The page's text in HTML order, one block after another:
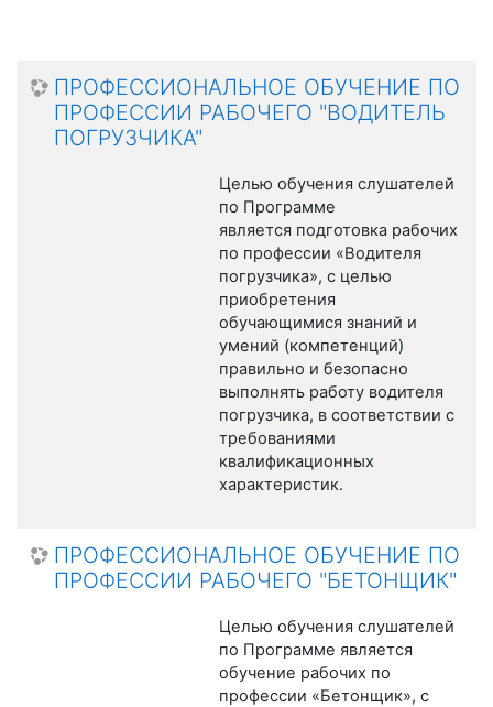
ПРОФЕССИОНАЛЬНОЕ ОБУЧЕНИЕ ПО
ПРОФЕССИИ РАБОЧЕГО "ВОДИТЕЛЬ
ПОГРУЗЧИКА"
Целью обучения слушателей
по Программе
является подготовка рабочих
по профессии «Водителя
погрузчика», с целью
приобретения
обучающимися знаний и
умений (компетенций)
правильно и безопасно
выполнять работу водителя
погрузчика, в соответствии с
требованиями
квалификационных
характеристик.
ПРОФЕССИОНАЛЬНОЕ ОБУЧЕНИЕ ПО
ПРОФЕССИИ РАБОЧЕГО "БЕТОНЩИК"
Целью обучения слушателей
по Программе является
обучение рабочих по
профессии «Бетонщик», с